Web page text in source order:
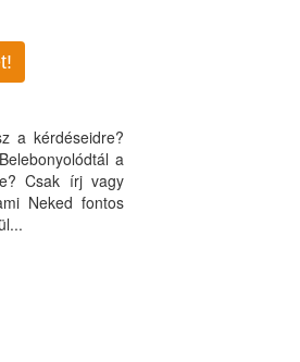
a kérdéseidre?
a
Csak írj vagy
Neked fontos